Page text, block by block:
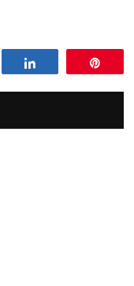
Compartir